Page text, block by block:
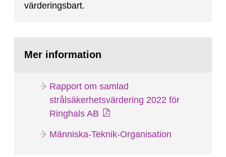
värderingsbart.
Mer information
Rapport om samlad
strålsäkerhetsvärdering 2022 för
Ringhals AB
Människa-Teknik-Organisation